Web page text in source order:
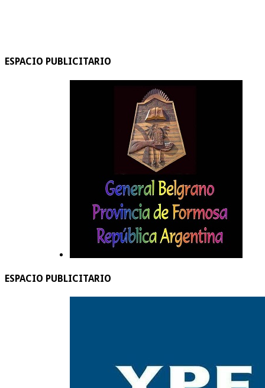
ESPACIO PUBLICITARIO
ESPACIO PUBLICITARIO